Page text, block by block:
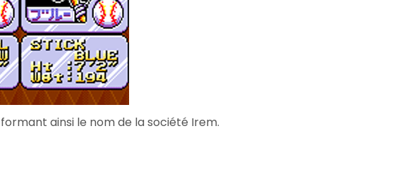
ainsi le nom de la société Irem.